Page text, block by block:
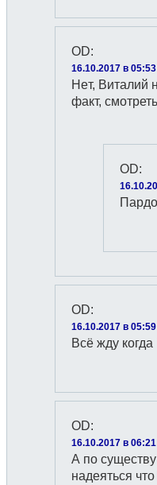
OD:
16.10.2017 в 05:53
Нeт, Виталий
факт,
OD:
OD:
16.10.2017 в 05:59
Всё жду
OD:
16.10.2017 в 06:21
А по существу
надеяться